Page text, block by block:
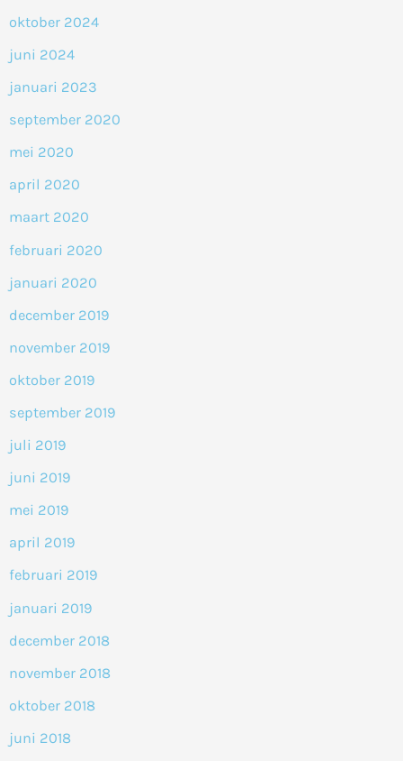
oktober 2024
juni 2024
januari 2023
september 2020
mei 2020
april 2020
maart 2020
februari 2020
januari 2020
december 2019
november 2019
oktober 2019
september 2019
juli 2019
juni 2019
mei 2019
april 2019
februari 2019
januari 2019
december 2018
november 2018
oktober 2018
juni 2018